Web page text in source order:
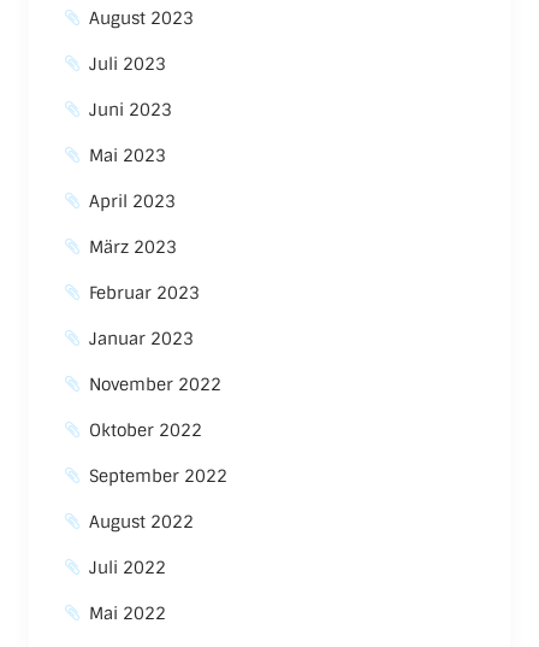
August 2023
Juli 2023
Juni 2023
Mai 2023
April 2023
März 2023
Februar 2023
Januar 2023
November 2022
Oktober 2022
September 2022
August 2022
Juli 2022
Mai 2022